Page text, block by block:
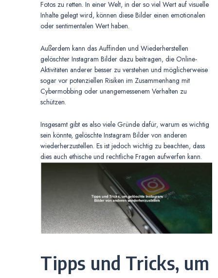
Fotos zu retten. In einer Welt, in der so viel Wert auf visuelle
Inhalte gelegt wird, können diese Bilder einen emotionalen
oder sentimentalen Wert haben.
Außerdem kann das Auffinden und Wiederherstellen
gelöschter Instagram Bilder dazu beitragen, die Online-
Aktivitäten anderer besser zu verstehen und möglicherweise
sogar vor potenziellen Risiken im Zusammenhang mit
Cybermobbing oder unangemessenem Verhalten zu
schützen.
Insgesamt gibt es also viele Gründe dafür, warum es wichtig
sein könnte, gelöschte Instagram Bilder von anderen
wiederherzustellen. Es ist jedoch wichtig zu beachten, dass
dies auch ethische und rechtliche Fragen aufwerfen kann.
Tipps und Tricks, um